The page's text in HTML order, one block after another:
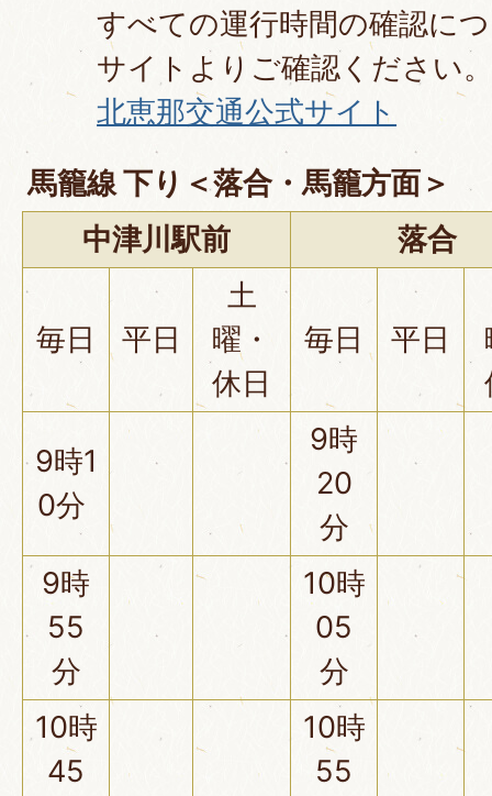
すべての運行時間の確認に
サイトよりご確認ください
北恵那交通公式サイト
馬籠線 下り＜落合・馬籠方面＞
中津川駅前
落合
毎日 平日
土
曜・
休日
毎日 平日
9時1
0分
9時
20
分
9時
55
分
10時
05
分
10時
45
10時
55